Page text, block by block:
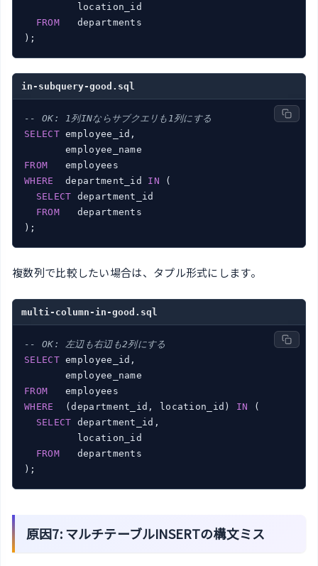
         location_id
FROM
   departments
in-subquery-good.sql
-- OK: 1列INならサブクエリも1列にする
SELECT employee_id,
FROM
WHERE
  department_id
IN (
SELECT department_id
FROM
   departments
複数列で比較したい場合は、タプル形式にします。
multi-column-in-good.sql
-- OK: 左辺も右辺も2列にする
SELECT employee_id,
FROM
WHERE
  (department_id, location_id)
IN (
SELECT department_id,
         location_id
FROM
   departments
原因7: マルチテーブルINSERTの構文ミス